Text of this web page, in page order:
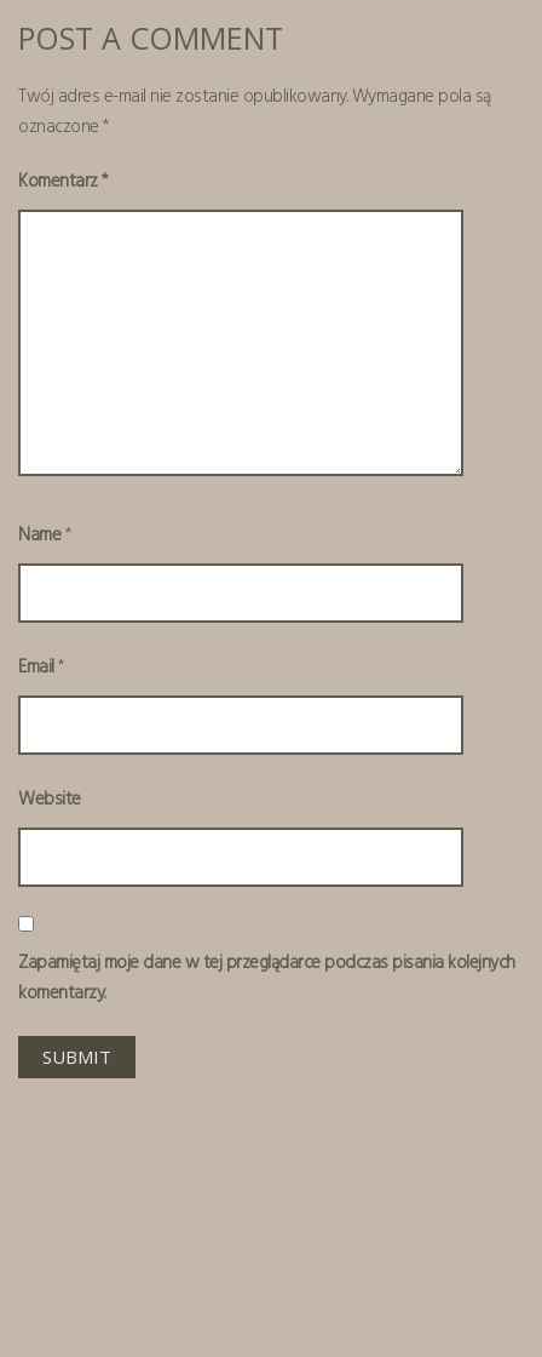
POST A COMMENT
Twój adres e-mail nie zostanie opublikowany.Wymagane pola są
oznaczone*
Komentarz*
Name*
Email*
Website
Zapamiętaj moje dane w tej przeglądarce podczas pisania kolejnych
komentarzy.